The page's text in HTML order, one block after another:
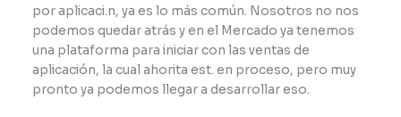
por aplicaci.n, ya es lo más común. Nosotros no nos
podemos quedar atrás y en el Mercado ya tenemos
una plataforma para iniciar con las ventas de
aplicación, la cual ahorita est. en proceso, pero muy
pronto ya podemos llegar a desarrollar eso.